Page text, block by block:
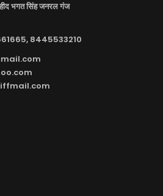
भगत सिंह जनरल गंज
8445533210